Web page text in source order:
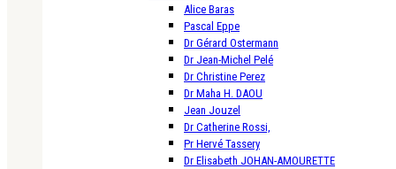
Alice Baras
Pascal Eppe
Dr Gérard Ostermann
Dr Jean-Michel Pelé
Dr Christine Perez
Dr Maha H. DAOU
Jean Jouzel
Dr Catherine Rossi,
Pr Hervé Tassery
Dr Elisabeth JOHAN-AMOURETTE